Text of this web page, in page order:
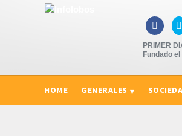
 
PRIMER
Fundado
HOME GENERALES